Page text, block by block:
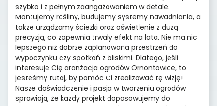
szybko i z pełnym zaangażowaniem w detale.
Montujemy rośliny, budujemy systemy nawadniania, a
także urządzamy ścieżki oraz oświetlenie z dużą
precyzją, co zapewnia trwały efekt na lata. Nie ma nic
lepszego niż dobrze zaplanowana przestrzeń do
wypoczynku czy spotkań z bliskimi. Dlatego, jeśli
interesuje Cię aranżacja ogrodów Ornontowice, to
jesteśmy tutaj, by pomóc Ci zrealizować tę wizję!
Nasze doświadczenie i pasja w tworzeniu ogrodów
sprawiają, że każdy projekt dopasowujemy do